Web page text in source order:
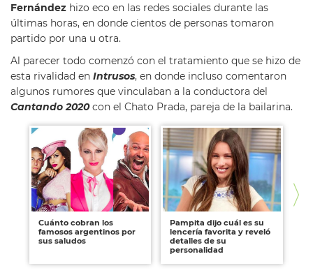
Fernández hizo eco en las redes sociales durante las
últimas horas, en donde cientos de personas tomaron
partido por una u otra.
Al parecer todo comenzó con el tratamiento que se hizo de
esta rivalidad en Intrusos, en donde incluso comentaron
algunos rumores que vinculaban a la conductora del
Cantando 2020con el Chato Prada, pareja de la bailarina.
Cuánto cobran los
famosos argentinos por
sus saludos
Pampita dijo cuál es su
lencería favorita y reveló
detalles de su
personalidad